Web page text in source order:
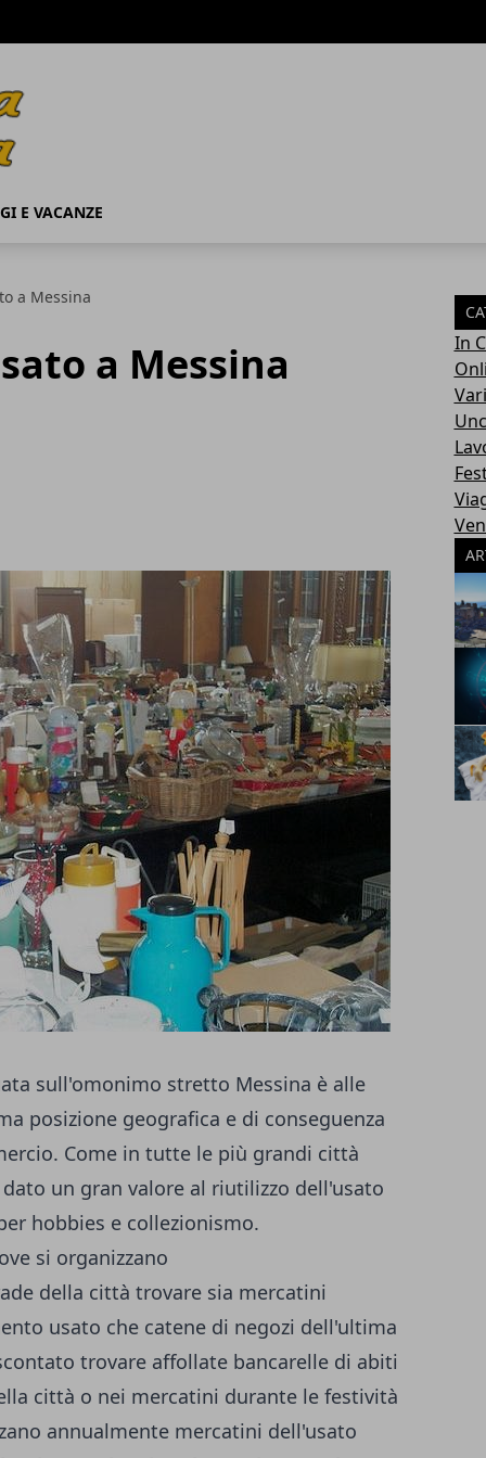
E VACANZE
a Messina
a Messina
sull'omonimo stretto Messina è alle
posizione geografica e di conseguenza
Come in tutte le più grandi città
un gran valore al riutilizzo dell'usato
hobbies e collezionismo.
si organizzano
della città trovare sia mercatini
usato che catene di negozi dell'ultima
trovare affollate bancarelle di abiti
città o nei mercatini durante le festività
annualmente mercatini dell'usato
In